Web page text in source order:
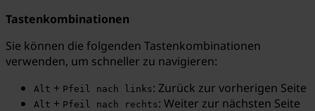
Tastenkombinationen
Sie können die folgenden Tastenkombinationen
verwenden, um schneller zu navigieren:
Alt + Pfeil nach links: Zurück zur vorherigen Seite
Alt + Pfeil nach rechts: Weiter zur nächsten Seite
Suchbegriff...